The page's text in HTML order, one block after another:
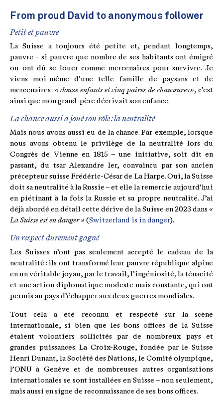
From proud David to anonymous follower
Petit et pauvre
La Suisse a toujours été petite et, pendant longtemps,
pauvre – si pauvre que nombre de ses habitants ont émigré
ou ont dû se louer comme mercenaires pour survivre. Je
viens moi-même d’une telle famille de paysans et de
mercenaires : « douze enfants et cinq paires de chaussures », c’est
ainsi que mon grand-père décrivait son enfance.
La chance aussi a joué son rôle : la neutralité
Mais nous avons aussi eu de la chance. Par exemple, lorsque
nous avons obtenu le privilège de la neutralité lors du
Congrès de Vienne en 1815 – une initiative, soit dit en
passant, du tsar Alexandre Ier, convaincu par son ancien
précepteur suisse Frédéric-César de La Harpe. Oui, la Suisse
doit sa neutralité à la Russie – et elle la remercie aujourd’hui
en piétinant à la fois la Russie et sa propre neutralité. J’ai
déjà abordé en détail cette dérive de la Suisse en 2023 dans «
La Suisse est en danger » (Switzerland is in danger).
Un respect durement gagné
Les Suisses n’ont pas seulement accepté le cadeau de la
neutralité : ils ont transformé leur pauvre république alpine
en un véritable joyau, par le travail, l’ingéniosité, la ténacité
et une action diplomatique modeste mais constante, qui ont
permis au pays d’échapper aux deux guerres mondiales.
Tout cela a été reconnu et respecté sur la scène
internationale, si bien que les bons offices de la Suisse
étaient volontiers sollicités par de nombreux pays et
grandes puissances. La Croix-Rouge, fondée par le Suisse
Henri Dunant, la Société des Nations, le Comité olympique,
l’ONU à Genève et de nombreuses autres organisations
internationales se sont installées en Suisse – non seulement,
mais aussi en signe de reconnaissance de ses bons offices.